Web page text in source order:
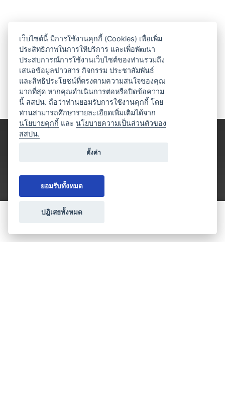
ประเภทธุรกิจไมซ์
เว็บไซต์นี้ มีการใช้งานคุกกี้ (Cookies) เพื่อเพิ่ม
ประสิทธิภาพในการให้บริการ และเพื่อพัฒนา
ประสบการณ์การใช้งานเว็บไซต์ของท่านรวมถึง
เสนอข้อมูลข่าวสาร กิจกรรม ประชาสัมพันธ์
และสิทธิประโยชน์ที่ตรงตามความสนใจของคุณ
มากที่สุด หากคุณดำเนินการต่อหรือปิดข้อความ
นี้ สสปน. ถือว่าท่านยอมรับการใช้งานคุกกี้ โดย
ท่านสามารถศึกษารายละเอียดเพิ่มเติมได้จาก
นโยบายคุกกี้ และนโยบายความเป็นส่วนตัวของ
สสปน.
ตั้งค่า
ยอมรับทั้งหมด
ปฎิเสธทั้งหมด